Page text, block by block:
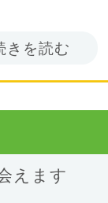
きを読む
えます